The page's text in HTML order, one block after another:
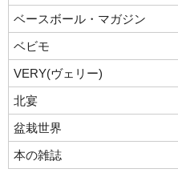
ベースボール・マガジン
ベビモ
VERY(ヴェリー)
北宴
盆栽世界
本の雑誌